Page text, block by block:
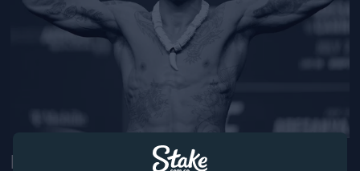
Revolucionando la industria